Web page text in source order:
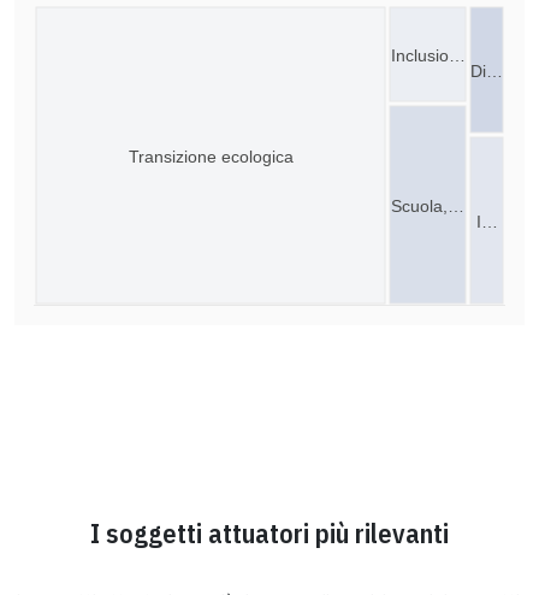
Di…
Scuola,…
I…
Inclusio…
Transizione ecologica
I soggetti attuatori più rilevanti